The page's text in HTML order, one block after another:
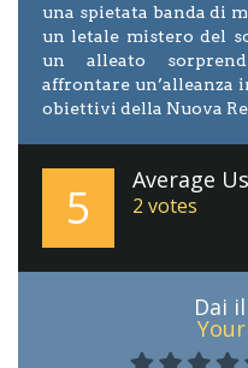
una spietata banda di
un letale mistero del
un alleato
affrontare un’alleanza
obiettivi della Nuova
5 Average
2 votes
Dai